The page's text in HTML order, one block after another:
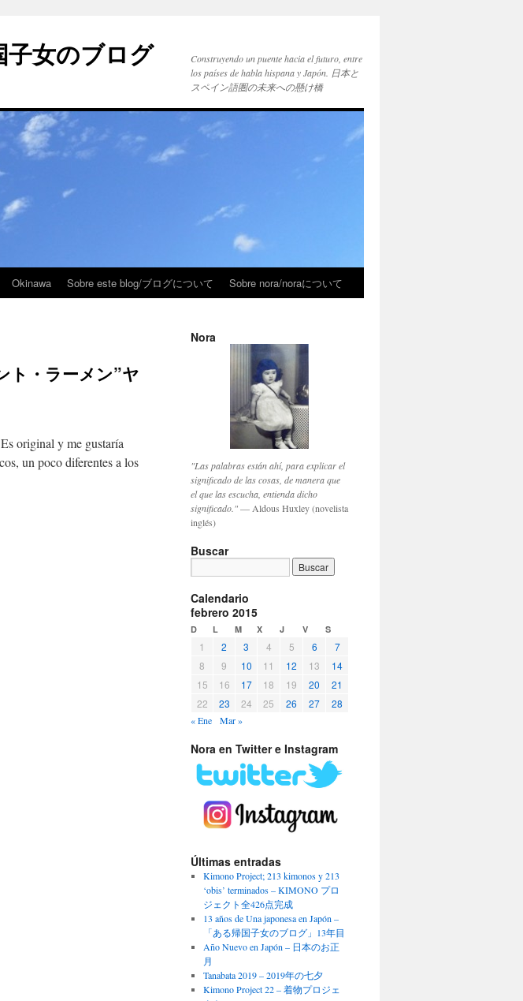
女のブログ
Construyendo un puente hacia el futuro, entre
los países de habla hispana y Japón. 日本と
スペイン語圏の未来への懸け橋
Okinawa Sobre este blog/ブログについて Sobre nora/noraについて
・ラーメン”ヤ
original y me gustaría
un poco diferentes a los
Nora
"Las palabras están ahí, para explicar el
significado de las cosas, de manera que
el que las escucha, entienda dicho
significado."— Aldous Huxley (novelista
inglés)
Buscar
Calendario
febrero 2015
D L M X J V S
1 2 3 4 5 6
7
8
9 10 11 12 13
14
15
16 17 18 19 20
21
22
23 24 25 26 27 28
« Ene Mar »
Nora en Twitter e Instagram
Últimas entradas
Kimono Project; 213 kimonos y 213
‘obis’ terminados – KIMONO プロ
ジェクト全426点完成
13 años de Una japonesa en Japón –
「ある帰国子女のブログ」13年目
Año Nuevo en Japón – 日本のお正
月
Tanabata 2019 – 2019年の七夕
Kimono Project 22 – 着物プロジェ